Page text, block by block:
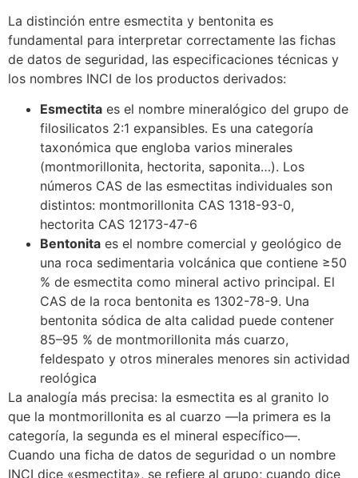
La distinción entre esmectita y bentonita es
fundamental para interpretar correctamente las fichas
de datos de seguridad, las especificaciones técnicas y
los nombres INCI de los productos derivados:
Esmectita es el nombre mineralógico del grupo de
filosilicatos 2:1 expansibles. Es una categoría
taxonómica que engloba varios minerales
(montmorillonita, hectorita, saponita…). Los
números CAS de las esmectitas individuales son
distintos: montmorillonita CAS 1318-93-0,
hectorita CAS 12173-47-6
Bentonita es el nombre comercial y geológico de
una roca sedimentaria volcánica que contiene ≥50
% de esmectita como mineral activo principal. El
CAS de la roca bentonita es 1302-78-9. Una
bentonita sódica de alta calidad puede contener
85–95 % de montmorillonita más cuarzo,
feldespato y otros minerales menores sin actividad
reológica
La analogía más precisa: la esmectita es al granito lo
que la montmorillonita es al cuarzo —la primera es la
categoría, la segunda es el mineral específico—.
Cuando una ficha de datos de seguridad o un nombre
INCI dice «esmectita», se refiere al grupo; cuando dice